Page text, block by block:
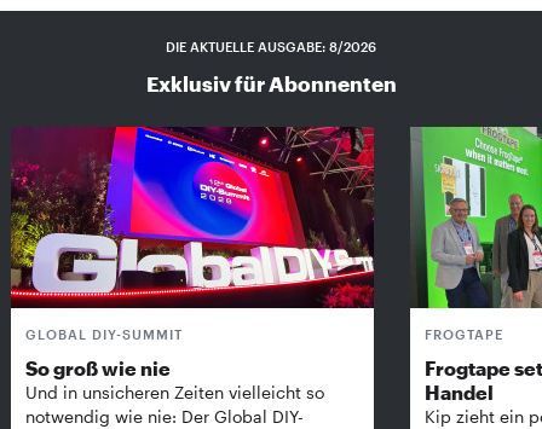
DIE AKTUELLE AUSGABE: 8/2026
Exklusiv für Abonnenten
GLOBAL DIY-SUMMIT
So groß wie nie
Und in unsicheren Zeiten vielleicht so
notwendig wie nie: Der Global DIY-
FROGTAPE
Frogtape
Handel
Kip zieht ein